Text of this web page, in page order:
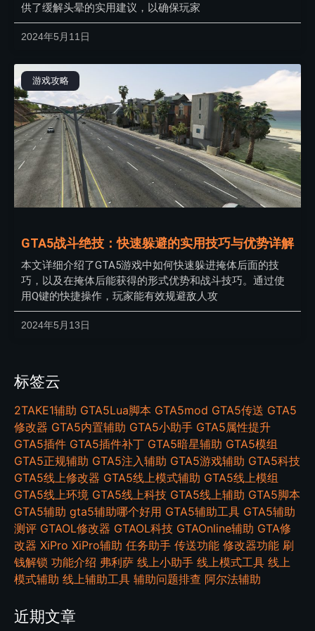
供了缓解头晕的实用建议，以确保玩家
2024年5月11日
游戏攻略
GTA5战斗绝技：快速躲避的实用技巧与优势详解
本文详细介绍了GTA5游戏中如何快速躲进掩体后面的技
巧，以及在掩体后能获得的形式优势和战斗技巧。通过使
用Q键的快捷操作，玩家能有效规避敌人攻
2024年5月13日
标签云
2TAKE1辅助 GTA5Lua脚本 GTA5mod GTA5传送 GTA5
修改器 GTA5内置辅助 GTA5小助手 GTA5属性提升
GTA5插件 GTA5插件补丁 GTA5暗星辅助 GTA5模组
GTA5正规辅助 GTA5注入辅助 GTA5游戏辅助 GTA5科技
GTA5线上修改器 GTA5线上模式辅助 GTA5线上模组
GTA5线上环境 GTA5线上科技 GTA5线上辅助 GTA5脚本
GTA5辅助 gta5辅助哪个好用 GTA5辅助工具 GTA5辅助
测评 GTAOL修改器 GTAOL科技 GTAOnline辅助 GTA修
改器 XiPro XiPro辅助 任务助手 传送功能 修改器功能 刷
钱解锁 功能介绍 弗利萨 线上小助手 线上模式工具 线上
模式辅助 线上辅助工具 辅助问题排查 阿尔法辅助
近期文章